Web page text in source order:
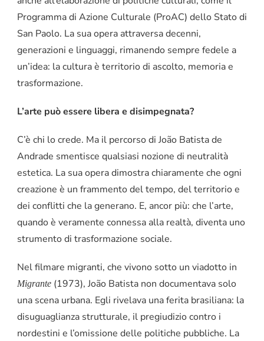
Programma di Azione Culturale (ProAC) dello Stato di
San Paolo. La sua opera attraversa decenni,
generazioni e linguaggi, rimanendo sempre fedele a
un’idea: la cultura è territorio di ascolto, memoria e
trasformazione.
L’arte può essere libera e disimpegnata?
C’è chi lo crede. Ma il percorso di João Batista de
Andrade smentisce qualsiasi nozione di neutralità
estetica. La sua opera dimostra chiaramente che ogni
creazione è un frammento del tempo, del territorio e
dei conflitti che la generano. E, ancor più: che l’arte,
quando è veramente connessa alla realtà, diventa uno
strumento di trasformazione sociale.
Nel filmare migranti, che vivono sotto un viadotto in
Migrante (1973), João Batista non documentava solo
una scena urbana. Egli rivelava una ferita brasiliana: la
disuguaglianza strutturale, il pregiudizio contro i
nordestini e l’omissione delle politiche pubbliche. La